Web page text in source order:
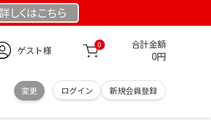
詳しくはこちら
ゲスト様 0 合計金額
0円
変更 ログイン 新規会員登録